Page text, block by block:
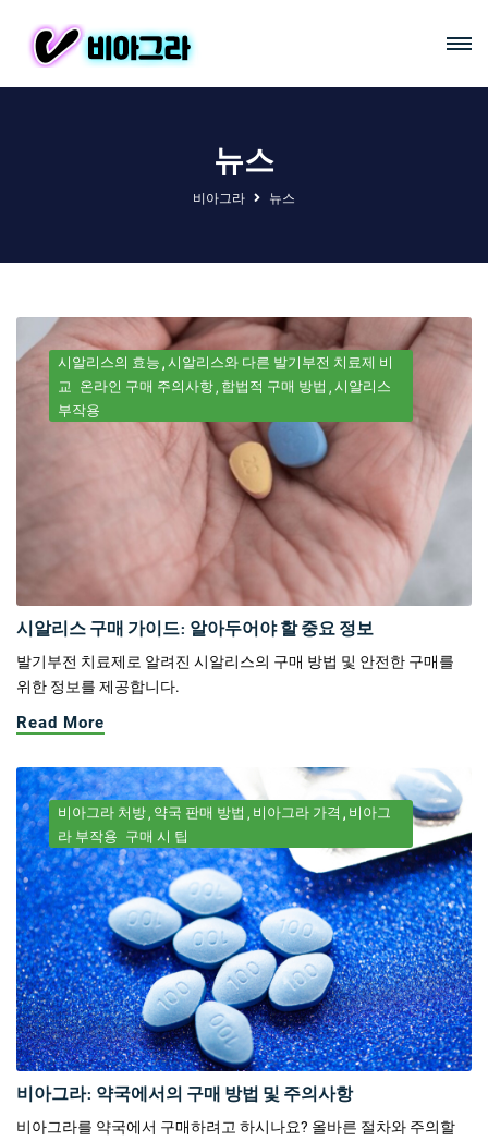
뉴스
비아그라 뉴스
시알리스의 효능 시알리스와 다른 발기부전 치료제 비
교 온라인 구매 주의사항 합법적 구매 방법 시알리스
부작용
시알리스 구매 가이드: 알아두어야 할 중요 정보
발기부전 치료제로 알려진 시알리스의 구매 방법 및 안전한 구매를
위한 정보를 제공합니다.
Read More
비아그라 처방 약국 판매 방법 비아그라 가격
비아그
라 부작용 구매 시 팁
비아그라: 약국에서의 구매 방법 및 주의사항
비아그라를 약국에서 구매하려고 하시나요? 올바른 절차와 주의할